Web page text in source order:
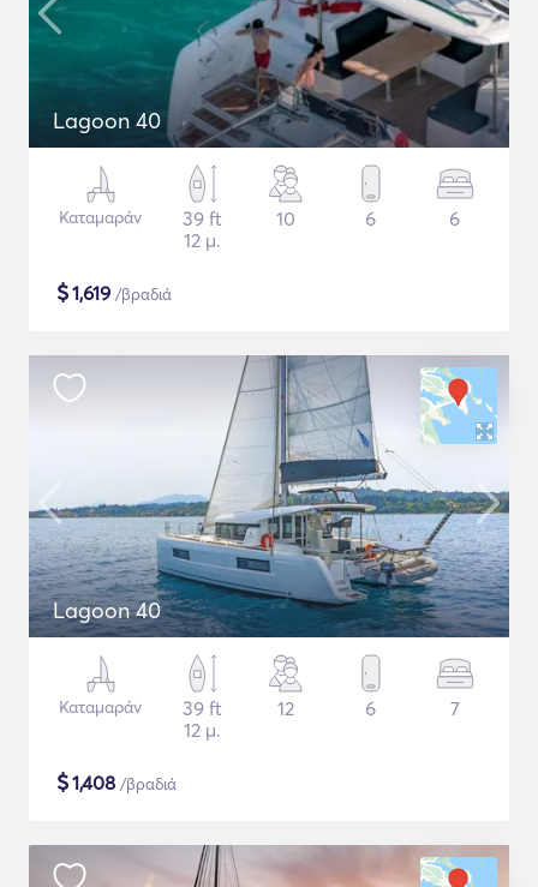
Lagoon 40
Καταμαράν
39 ft
12 μ.
10 6 6
$1,619 /βραδιά
Lagoon 40
Καταμαράν
39 ft
12 μ.
12 6 7
$1,408 /βραδιά